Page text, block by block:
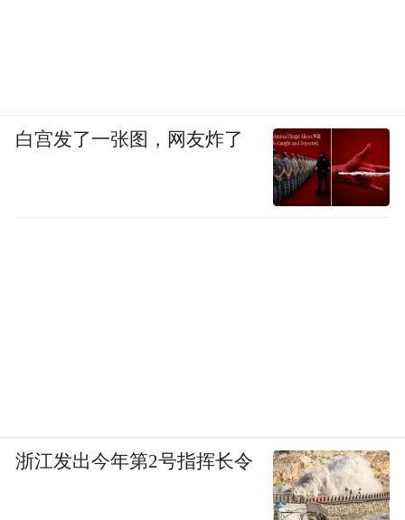
白宫发了一张图，网友炸了
浙江发出今年第2号指挥长令